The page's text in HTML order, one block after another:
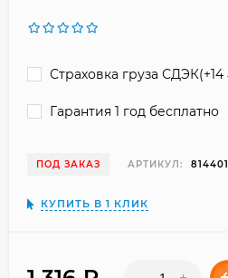
Страховка груза СДЭК(+14
Гарантия 1 год бесплатно
ПОД ЗАКАЗ АРТИКУЛ: 814401
КУПИТЬ В 1 КЛИК